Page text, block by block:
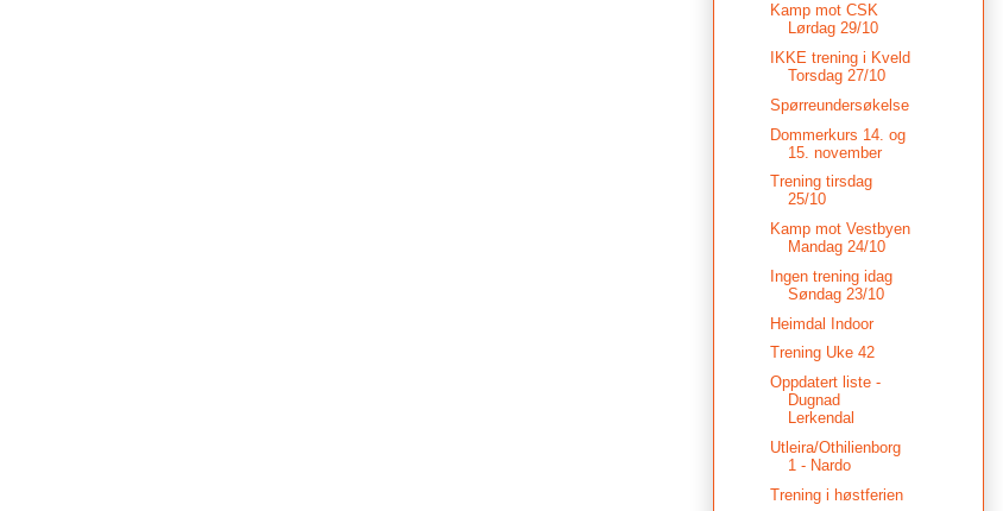
Kamp mot CSK
Lørdag 29/10
IKKE trening i Kveld
Torsdag 27/10
Spørreundersøkelse
Dommerkurs 14. og
15. november
Trening tirsdag
25/10
Kamp mot Vestbyen
Mandag 24/10
Ingen trening idag
Søndag 23/10
Heimdal Indoor
Trening Uke 42
Oppdatert liste -
Dugnad
Lerkendal
Utleira/Othilienborg
1 - Nardo
Trening i høstferien